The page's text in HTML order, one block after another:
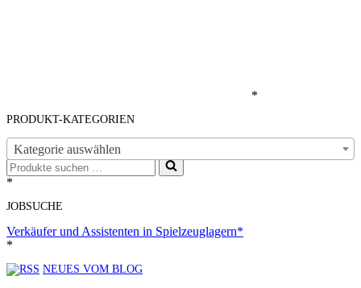
*
PRODUKT-KATEGORIEN
Kategorie auswählen
Suchen
nach …
*
JOBSUCHE
Verkäufer und Assistenten in Spielzeuglagern*
*
NEUES VOM BLOG